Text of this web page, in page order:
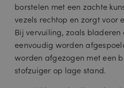
borstelen met een zachte
vezels rechtop en zorgt voor
Bij vervuiling, zoals bladeren
eenvoudig worden
worden afgezogen met een
stofzuiger op lage stand.